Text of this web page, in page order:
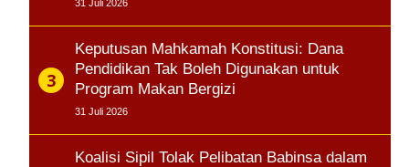
31 Juli 2026
Keputusan Mahkamah Konstitusi: Dana
Pendidikan Tak Boleh Digunakan untuk
Program Makan Bergizi
31 Juli 2026
Koalisi Sipil Tolak Pelibatan Babinsa dalam